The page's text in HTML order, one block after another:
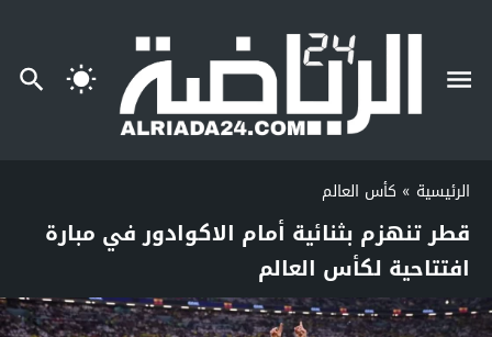
الرئيسية » كأس العالم
قطر تنهزم بثنائية أمام الاكوادور في مبارة
افتتاحية لكأس العالم